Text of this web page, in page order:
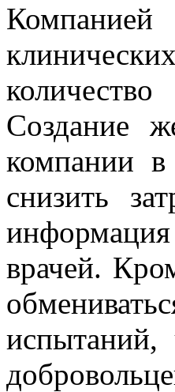
Создание
компании
снизить
информация
врачей.
испытаний,